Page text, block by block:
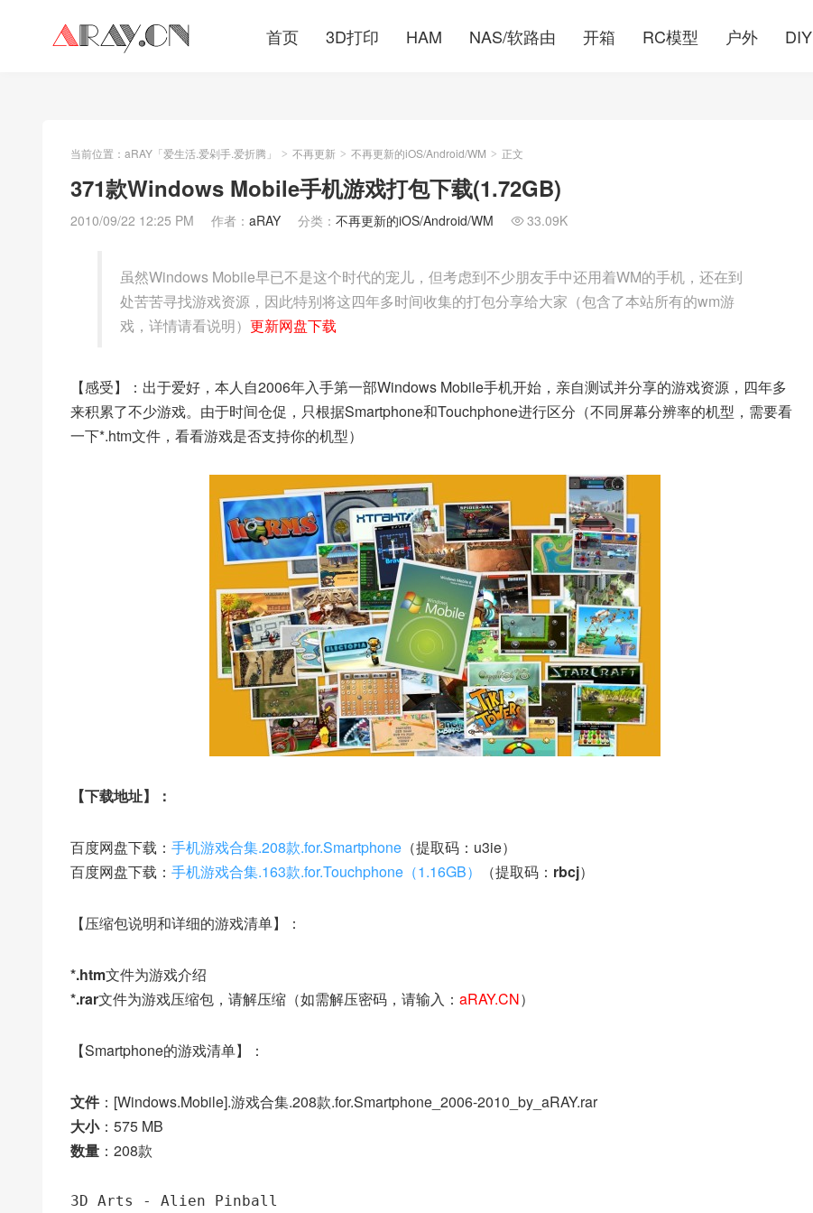
首页 3D打印 HAM NAS/软路由 开箱 RC模型 户外 DIY
当前位置： aRAY「爱生活.爱剁手.爱折腾」 > 不再更新 > 不再更新的iOS/Android/WM > 正文
371款Windows Mobile手机游戏打包下载(1.72GB)
2010/09/22 12:25 PM 作者： aRAY 分类： 不再更新的iOS/Android/WM  33.09K
虽然Windows Mobile早已不是这个时代的宠儿，但考虑到不少朋友手中还用着WM的手机，还在到
处苦苦寻找游戏资源，因此特别将这四年多时间收集的打包分享给大家（包含了本站所有的wm游
戏，详情请看说明） 更新网盘下载
【感受】：出于爱好，本人自2006年入手第一部Windows Mobile手机开始，亲自测试并分享的游戏资源，四年多
来积累了不少游戏。由于时间仓促，只根据Smartphone和Touchphone进行区分（不同屏幕分辨率的机型，需要看
一下*.htm文件，看看游戏是否支持你的机型）
【下载地址】：
百度网盘下载： 手机游戏合集.208款.for.Smartphone （提取码：u3ie）
百度网盘下载： 手机游戏合集.163款.for.Touchphone（1.16GB） （提取码： rbcj）
【压缩包说明和详细的游戏清单】：
*.htm文件为游戏介绍
*.rar文件为游戏压缩包，请解压缩（如需解压密码，请输入： aRAY.CN）
【Smartphone的游戏清单】：
文件：[Windows.Mobile].游戏合集.208款.for.Smartphone_2006-2010_by_aRAY.rar
大小：575 MB
数量 ：208款
3D Arts - Alien Pinball